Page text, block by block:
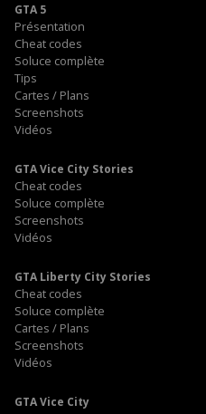
GTA 5
Présentation
Cheat codes
Soluce complète
Tips
Cartes / Plans
Screenshots
Vidéos
GTA Vice City Stories
Cheat codes
Soluce complète
Screenshots
Vidéos
GTA Liberty City Stories
Cheat codes
Soluce complète
Cartes / Plans
Screenshots
Vidéos
GTA Vice City